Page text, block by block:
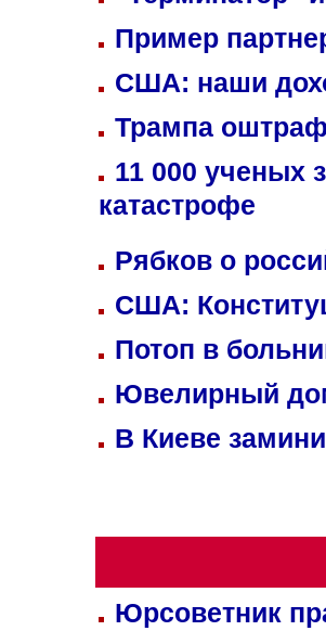
Пример
США: наши
Трампа
11 000 ученых
катастрофе
Рябков о
США:
Потоп в
Ювелирный
В Киеве
Юрсоветник